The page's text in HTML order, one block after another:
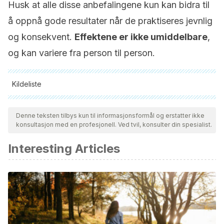
Husk at alle disse anbefalingene kun kan bidra til
å oppnå gode resultater når de praktiseres jevnlig
og konsekvent. Effektene er ikke umiddelbare,
og kan variere fra person til person.
Kildeliste
Alle siterte kilder ble grundig gjennomgått av teamet vårt for å
sikre deres kvalitet, pålitelighet, aktualitet og validitet.
Bibliografien i denne artikkelen ble betraktet som pålitelig og
Health risks of being overweight. (2012, December)
niddk.nih.gov/health-information/health-topics/weight-
control/health_risks_being_overweight/Pages/health-risks-
being-overweight.aspx
Konda, D., & Thappa, D. M. (2013). Mesotherapy: What is
Denne teksten tilbys kun til informasjonsformål og erstatter ikke
konsultasjon med en profesjonell. Ved tvil, konsulter din spesialist.
Interesting Articles